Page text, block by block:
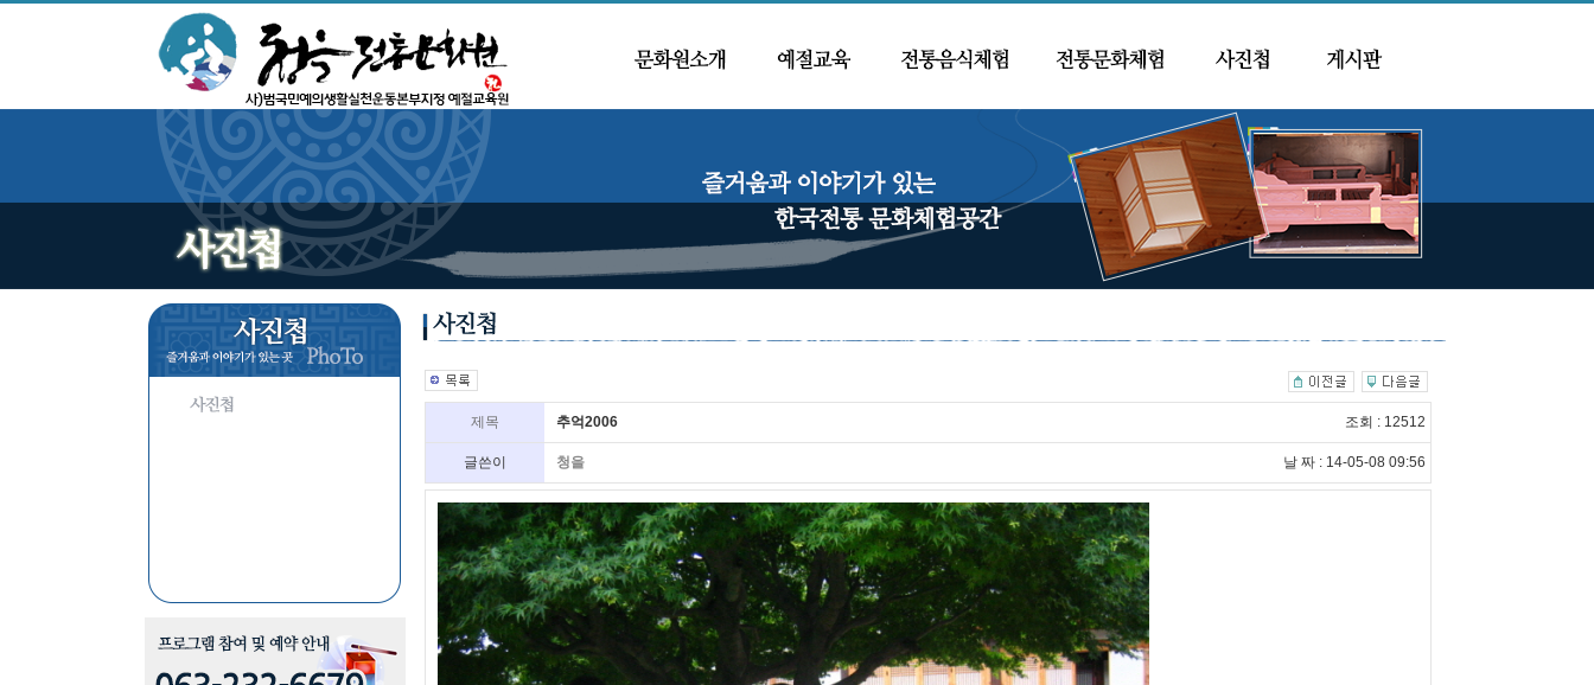
제목 추억2006 조회 : 12512
글쓴이 청을 날 짜 : 14-05-08 09:56